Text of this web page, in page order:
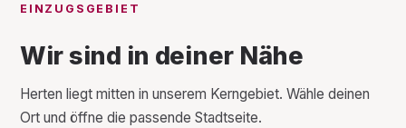
EINZUGSGEBIET
Wir sind in deiner Nähe
Herten liegt mitten in unserem Kerngebiet. Wähle deinen
Ort und öffne die passende Stadtseite.